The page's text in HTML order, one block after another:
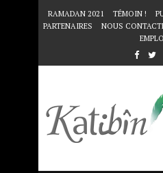
RAMADAN 2021 TÉMOIN !
PARTENAIRES
NOUS